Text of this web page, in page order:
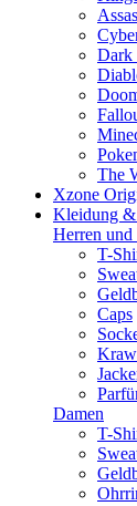
Dark
The
Xzone
Kleidung &
Herren
T-
Caps
Damen
T-